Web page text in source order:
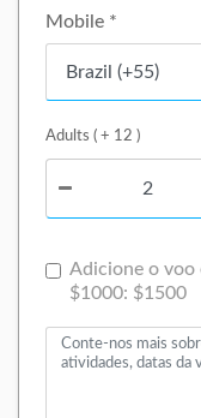
Mobile *
Adults ( + 12 )
Adicione o voo
$1000: $1500